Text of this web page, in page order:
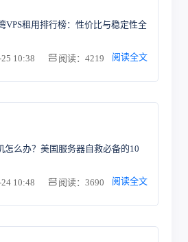
VPS租用排行榜：性价比与稳定性全
10:38
阅读：4219 阅读全文
怎么办？美国服务器自救必备的10
10:48
阅读：3690 阅读全文